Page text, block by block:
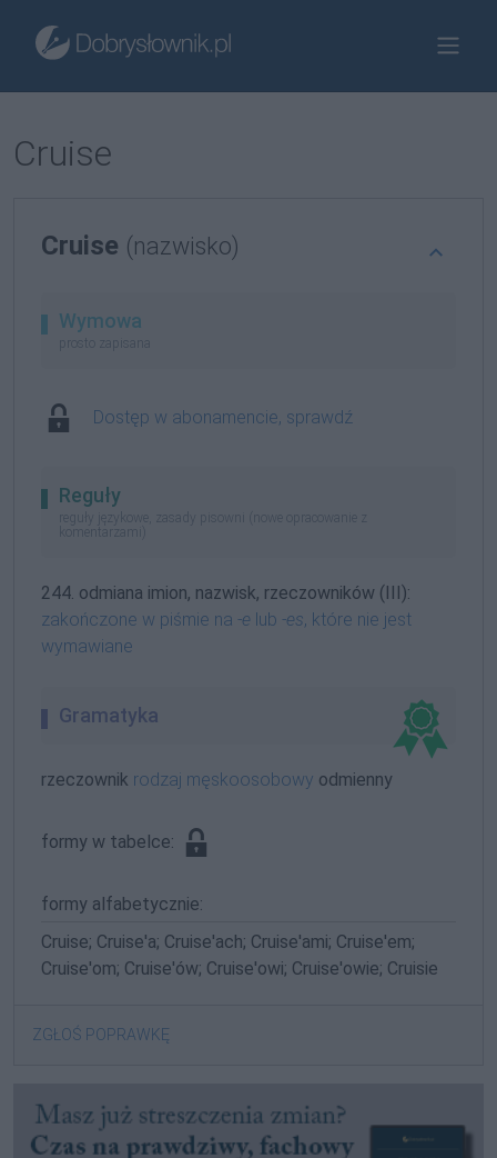
Cruise
Cruise (nazwisko)
Wymowa
prosto zapisana
Dostęp w abonamencie, sprawdź
Reguły
reguły językowe, zasady pisowni (nowe opracowanie z
komentarzami)
244. odmiana imion, nazwisk, rzeczowników (III):
zakończone w piśmie na -e lub -es, które nie jest
wymawiane
Gramatyka
rzeczownik rodzaj męskoosobowy odmienny
formy w tabelce:
formy alfabetycznie:
Cruise; Cruise'a; Cruise'ach; Cruise'ami; Cruise'em;
Cruise'om; Cruise'ów; Cruise'owi; Cruise'owie; Cruisie
ZGŁOŚ POPRAWKĘ